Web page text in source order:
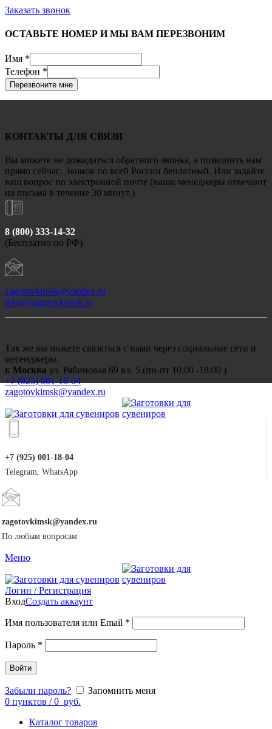
Заказать звонок
ОСТАВЬТЕ НОМЕР И МЫ ВАМ ПЕРЕЗВОНИМ
Имя *
Телефон *
Перезвоните мне
КОНТАКТЫ ДЛЯ СВЯЗИ
Вы можете не дожидаться обратного звонка, а позвонить нам
прямо сейчас. Звонок по всей России беплатный. Или задайте
ваш вопрос по электронной почте (наши менеджеры отвечают
на письма в течение 30 минут.)
8 (800) 333-14-32
(Бесплатно по РФ)
zagotovkimsk@yandex.ru
info@zagotovkimsk.ru
Так же вы можете связаться с нами через социальные сети и
месенджеры.
г. Москва ул. Рябиновая 69 вл. 5 (пн-пт 10:00 -18:00 )
+7 (925) 001-18-04
zagotovkimsk@yandex.ru
+7 (925) 001-18-04
Telegram, WhatsApp
zagotovkimsk@yandex.ru
По любым вопросам
Меню
Логин / Регистрация
ВходСоздать аккаунт
Имя пользователя или Email *
Пароль *
Войти
Забыли пароль?
Запомнить меня
0 пунктов / 0 руб.
Каталог товаров